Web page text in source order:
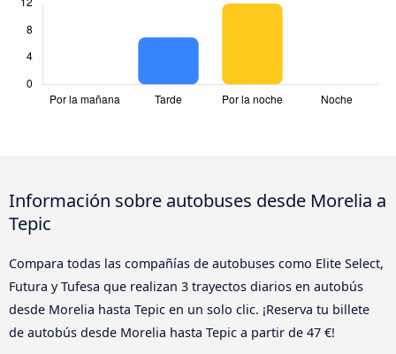
Información sobre autobuses desde Morelia a
Tepic
Compara todas las compañías de autobuses como Elite Select,
Futura y Tufesa que realizan 3 trayectos diarios en autobús
desde Morelia hasta Tepic en un solo clic. ¡Reserva tu billete
de autobús desde Morelia hasta Tepic a partir de 47 €!